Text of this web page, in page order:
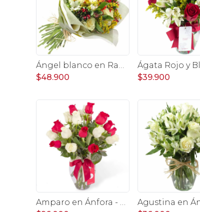
Ángel blanco en Ramo - Rosas blancas y Astromelias
$48.900
$39.900
Amparo en Ánfora - Florero 24 rosas blanco y rojo